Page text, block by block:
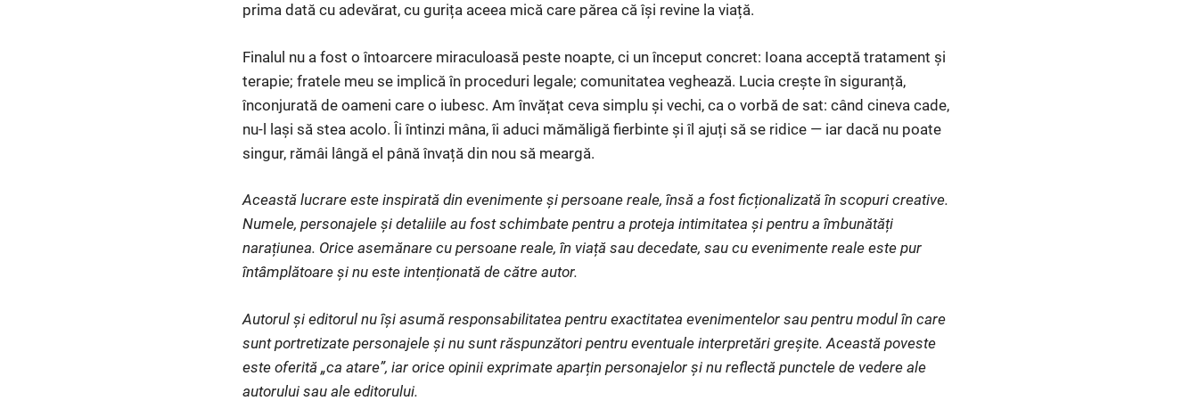
prima dată cu adevărat, cu gurița aceea mică care părea că își revine la viață.
Finalul nu a fost o întoarcere miraculoasă peste noapte, ci un început concret: Ioana acceptă tratament și
terapie; fratele meu se implică în proceduri legale; comunitatea veghează. Lucia crește în siguranță,
înconjurată de oameni care o iubesc. Am învățat ceva simplu și vechi, ca o vorbă de sat: când cineva cade,
nu-l lași să stea acolo. Îi întinzi mâna, îi aduci mămăligă fierbinte și îl ajuți să se ridice — iar dacă nu poate
singur, rămâi lângă el până învață din nou să meargă.
Această lucrare este inspirată din evenimente și persoane reale, însă a fost ficționalizată în scopuri creative.
Numele, personajele și detaliile au fost schimbate pentru a proteja intimitatea și pentru a îmbunătăți
narațiunea. Orice asemănare cu persoane reale, în viață sau decedate, sau cu evenimente reale este pur
întâmplătoare și nu este intenționată de către autor.
Autorul și editorul nu își asumă responsabilitatea pentru exactitatea evenimentelor sau pentru modul în care
sunt portretizate personajele și nu sunt răspunzători pentru eventuale interpretări greșite. Această poveste
este oferită „ca atare”, iar orice opinii exprimate aparțin personajelor și nu reflectă punctele de vedere ale
autorului sau ale editorului.